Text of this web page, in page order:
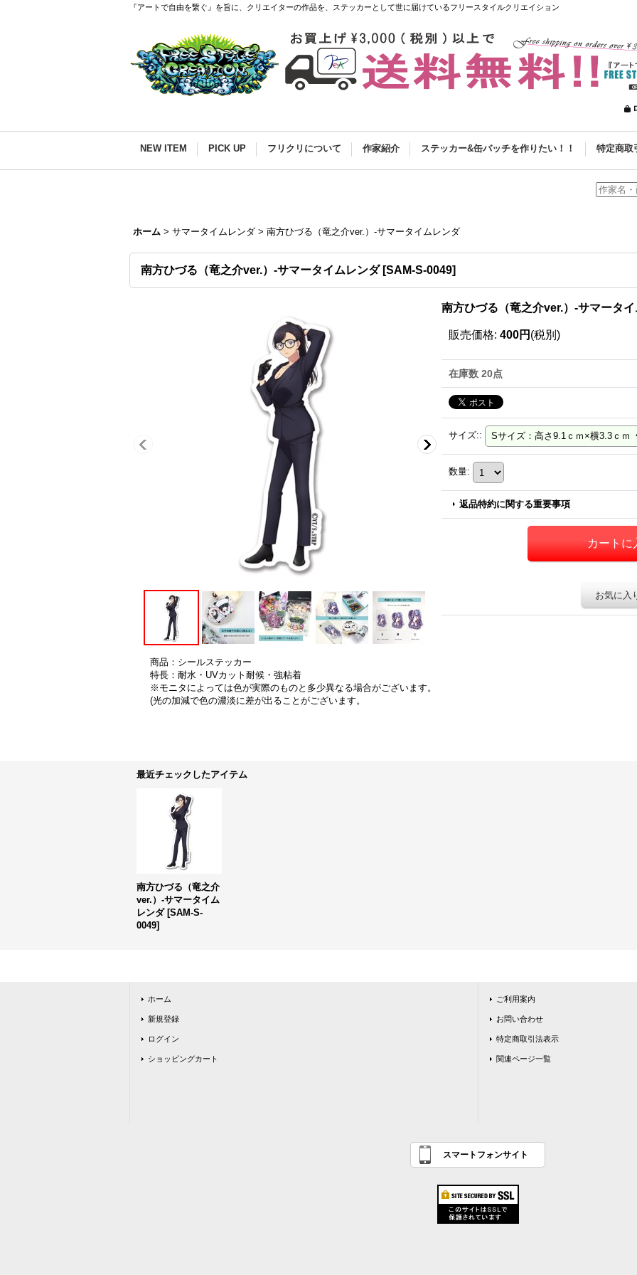
『アートで自由を繋ぐ』を旨に、クリエイターの作品を、ステッカーとして世に届けているフリースタイルクリエイション
NEW ITEM PICK UP フリクリについて 作家紹介 ステッカー&缶バッチを作りたい！！ 特定商取
ホーム > サマータイムレンダ > 南方ひづる（竜之介ver.）-サマータイムレンダ
南方ひづる（竜之介ver.）-サマータイムレンダ [SAM-S-0049]
南方ひづる（竜之介ver.）-サマータ
販売価格: 400円 (税別)
在庫数 20点
サイズ::
数量:
返品特約に関する重要事項
お気に入
商品：シールステッカー
特長：耐水・UVカット耐候・強粘着
※モニタによっては色が実際のものと多少異なる場合がございます。
(光の加減で色の濃淡に差が出ることがございます。
最近チェックしたアイテム
南方ひづる（竜之介
ver.）-サマータイム
レンダ [SAM-S-
0049]
ホーム
新規登録
ログイン
ショッピングカート
ご利用案内
お問い合わせ
特定商取引法表示
関連ページ一覧
スマートフォンサイト